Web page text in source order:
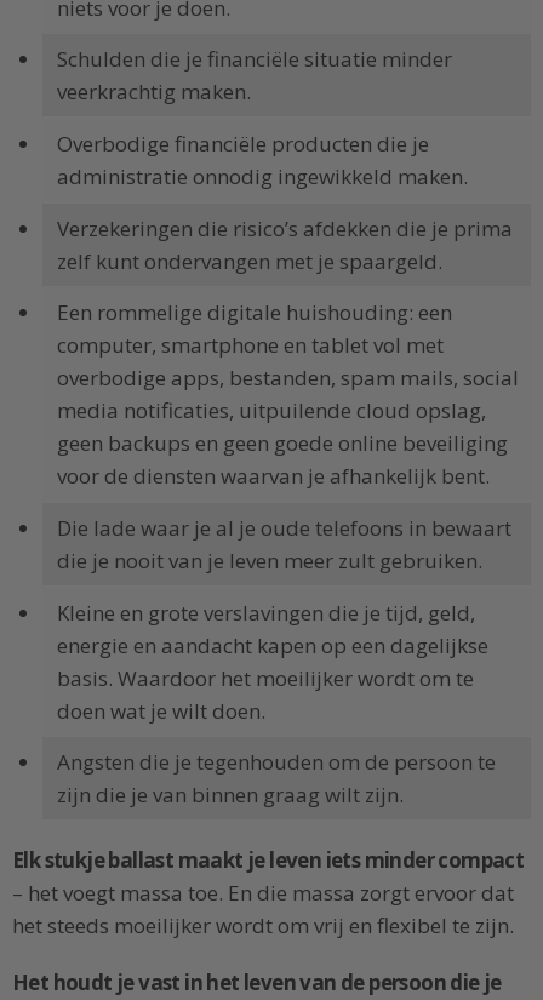
niets voor je doen.
Schulden die je financiële situatie minder
veerkrachtig maken.
Overbodige financiële producten die je
administratie onnodig ingewikkeld maken.
Verzekeringen die risico’s afdekken die je prima
zelf kunt ondervangen met je spaargeld.
Een rommelige digitale huishouding: een
computer, smartphone en tablet vol met
overbodige apps, bestanden, spam mails, social
media notificaties, uitpuilende cloud opslag,
geen backups en geen goede online beveiliging
voor de diensten waarvan je afhankelijk bent.
Die lade waar je al je oude telefoons in bewaart
die je nooit van je leven meer zult gebruiken.
Kleine en grote verslavingen die je tijd, geld,
energie en aandacht kapen op een dagelijkse
basis. Waardoor het moeilijker wordt om te
doen wat je wilt doen.
Angsten die je tegenhouden om de persoon te
zijn die je van binnen graag wilt zijn.
Elk stukje ballast maakt je leven iets minder compact
– het voegt massa toe. En die massa zorgt ervoor dat
het steeds moeilijker wordt om vrij en flexibel te zijn.
Het houdt je vast in het leven van de persoon die je